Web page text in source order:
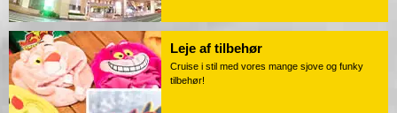
Leje af tilbehør
Cruise i stil med vores mange sjove og funky
tilbehør!